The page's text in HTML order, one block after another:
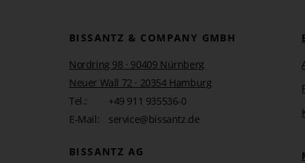
BISSANTZ & COMPANY GMBH
Nordring 98 · 90409 Nürnberg
Neuer Wall 72 · 20354 Hamburg
Tel.:
+49 911 935536-0
E-Mail:
service@bissantz.de
BISSANTZ AG